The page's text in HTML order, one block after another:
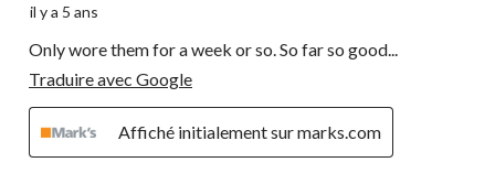
il y a 5 ans
Only wore them for a week or so. So far so good...
Traduire avec Google
Affiché initialement sur marks.com